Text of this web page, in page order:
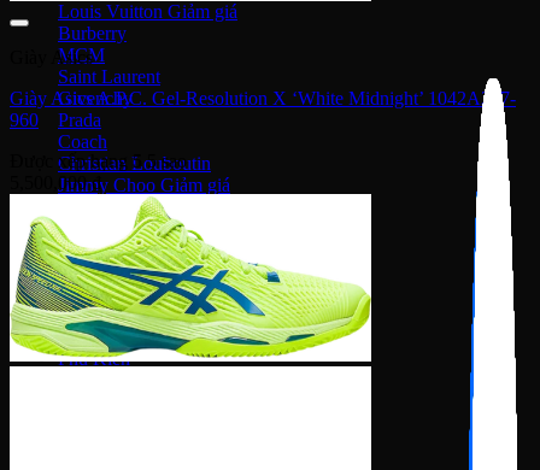
Louis Vuitton
Burberry
MCM
Saint Laurent
Givenchy
Prada
Coach
Christian Louboutin
Jimmy Choo
Mihara Yasuhiro
Nike Stussy
Fred Perry
Moncler
Versace
New Balance
Onitsuka Tiger
Phụ Kiện
Giày Asics
Giày Asics A.P.C. Gel-Resolution X ‘White Midnight’ 1042A297-
960
Được xếp hạng5 5 sao
5,500,000₫